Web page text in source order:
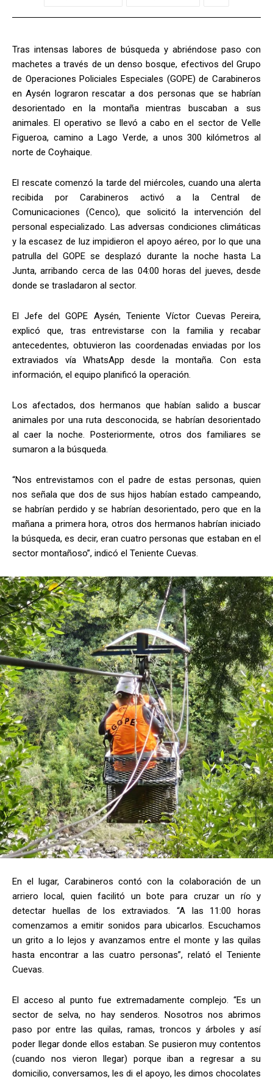
Tras intensas labores de búsqueda y abriéndose paso con
machetes a través de un denso bosque, efectivos del Grupo
de Operaciones Policiales Especiales (GOPE) de Carabineros
en Aysén lograron rescatar a dos personas que se habrían
desorientado en la montaña mientras buscaban a sus
animales. El operativo se llevó a cabo en el sector de Velle
Figueroa, camino a Lago Verde, a unos 300 kilómetros al
norte de Coyhaique.
El rescate comenzó la tarde del miércoles, cuando una alerta
recibida por Carabineros activó a la Central de
Comunicaciones (Cenco), que solicitó la intervención del
personal especializado. Las adversas condiciones climáticas
y la escasez de luz impidieron el apoyo aéreo, por lo que una
patrulla del GOPE se desplazó durante la noche hasta La
Junta, arribando cerca de las 04:00 horas del jueves, desde
donde se trasladaron al sector.
El Jefe del GOPE Aysén, Teniente Víctor Cuevas Pereira,
explicó que, tras entrevistarse con la familia y recabar
antecedentes, obtuvieron las coordenadas enviadas por los
extraviados vía WhatsApp desde la montaña. Con esta
información, el equipo planificó la operación.
Los afectados, dos hermanos que habían salido a buscar
animales por una ruta desconocida, se habrían desorientado
al caer la noche. Posteriormente, otros dos familiares se
sumaron a la búsqueda.
“Nos entrevistamos con el padre de estas personas, quien
nos señala que dos de sus hijos habían estado campeando,
se habrían perdido y se habrían desorientado, pero que en la
mañana a primera hora, otros dos hermanos habrían iniciado
la búsqueda, es decir, eran cuatro personas que estaban en el
sector montañoso”, indicó el Teniente Cuevas.
En el lugar, Carabineros contó con la colaboración de un
arriero local, quien facilitó un bote para cruzar un río y
detectar huellas de los extraviados. “A las 11:00 horas
comenzamos a emitir sonidos para ubicarlos. Escuchamos
un grito a lo lejos y avanzamos entre el monte y las quilas
hasta encontrar a las cuatro personas”, relató el Teniente
Cuevas.
El acceso al punto fue extremadamente complejo. “Es un
sector de selva, no hay senderos. Nosotros nos abrimos
paso por entre las quilas, ramas, troncos y árboles y así
poder llegar donde ellos estaban. Se pusieron muy contentos
(cuando nos vieron llegar) porque iban a regresar a su
domicilio, conversamos, les di el apoyo, les dimos chocolates